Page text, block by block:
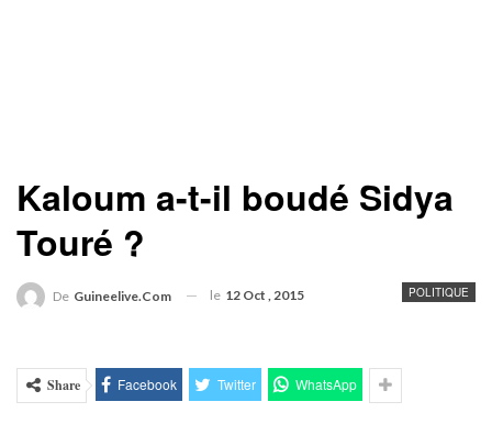
Kaloum a-t-il boudé Sidya
Touré ?
POLITIQUE
De Guineelive.com le 12 Oct , 2015
Share Facebook Twitter WhatsApp